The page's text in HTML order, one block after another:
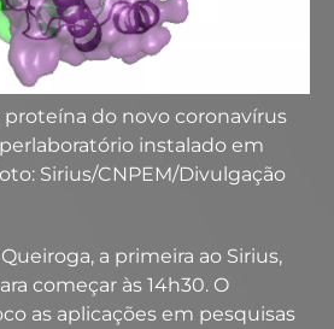
do novo coronavírus
instalado em
Sirius/CNPEM/Divulgação
a primeira ao Sirius,
começar às 14h30. O
as aplicações em pesquisas